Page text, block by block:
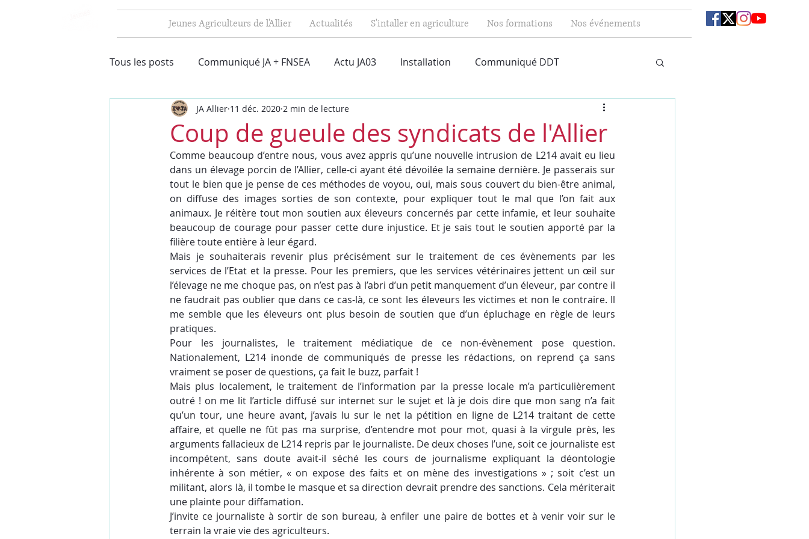
Jeunes Agriculteurs de l'Allier Actualités S'intaller en agriculture Nos formations Nos événements
Tous les posts Communiqué JA + FNSEA Actu JA03 Installation Communiqué DDT
Coup de gueule des syndicats de l'Allier
JA Allier 11 déc. 2020 2 min de lecture
Comme beaucoup d’entre nous, vous avez appris qu’une nouvelle intrusion de L214 avait eu lieu
dans un élevage porcin de l’Allier, celle-ci ayant été dévoilée la semaine dernière. Je passerais sur
tout le bien que je pense de ces méthodes de voyou, oui, mais sous couvert du bien-être animal,
on diffuse des images sorties de son contexte, pour expliquer tout le mal que l’on fait aux
animaux. Je réitère tout mon soutien aux éleveurs concernés par cette infamie, et leur souhaite
beaucoup de courage pour passer cette dure injustice. Et je sais tout le soutien apporté par la
filière toute entière à leur égard.
Mais je souhaiterais revenir plus précisément sur le traitement de ces évènements par les
services de l’Etat et la presse. Pour les premiers, que les services vétérinaires jettent un œil sur
l’élevage ne me choque pas, on n’est pas à l’abri d’un petit manquement d’un éleveur, par contre il
ne faudrait pas oublier que dans ce cas-là, ce sont les éleveurs les victimes et non le contraire. Il
me semble que les éleveurs ont plus besoin de soutien que d’un épluchage en règle de leurs
pratiques.
Pour les journalistes, le traitement médiatique de ce non-évènement pose question.
Nationalement, L214 inonde de communiqués de presse les rédactions, on reprend ça sans
vraiment se poser de questions, ça fait le buzz, parfait !
Mais plus localement, le traitement de l’information par la presse locale m’a particulièrement
outré ! on me lit l’article diffusé sur internet sur le sujet et là je dois dire que mon sang n’a fait
qu’un tour, une heure avant, j’avais lu sur le net la pétition en ligne de L214 traitant de cette
affaire, et quelle ne fût pas ma surprise, d’entendre mot pour mot, quasi à la virgule près, les
arguments fallacieux de L214 repris par le journaliste. De deux choses l’une, soit ce journaliste est
incompétent, sans doute avait-il séché les cours de journalisme expliquant la déontologie
inhérente à son métier, « on expose des faits et on mène des investigations » ; soit c’est un
militant, alors là, il tombe le masque et sa direction devrait prendre des sanctions. Cela mériterait
une plainte pour diffamation.
J’invite ce journaliste à sortir de son bureau, à enfiler une paire de bottes et à venir voir sur le
terrain la vraie vie des agriculteurs.